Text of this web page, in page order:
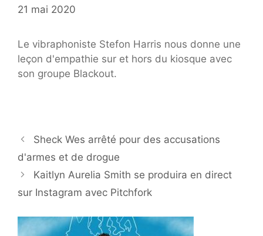
21 mai 2020
Le vibraphoniste Stefon Harris nous donne une
leçon d'empathie sur et hors du kiosque avec
son groupe Blackout.
Sheck Wes arrêté pour des accusations
d'armes et de drogue
Kaitlyn Aurelia Smith se produira en direct
sur Instagram avec Pitchfork